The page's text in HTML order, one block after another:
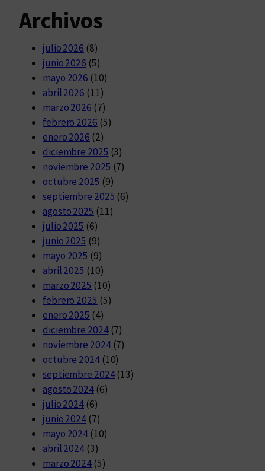
Archivos
julio 2026 (8)
junio 2026 (5)
mayo 2026 (10)
abril 2026 (11)
marzo 2026 (7)
febrero 2026 (5)
enero 2026 (2)
diciembre 2025 (3)
noviembre 2025 (7)
octubre 2025 (9)
septiembre 2025 (6)
agosto 2025 (11)
julio 2025 (6)
junio 2025 (9)
mayo 2025 (9)
abril 2025 (10)
marzo 2025 (10)
febrero 2025 (5)
enero 2025 (4)
diciembre 2024(7)
noviembre 2024(7)
octubre 2024(10)
septiembre 2024(13)
agosto 2024(6)
julio 2024 (6)
junio 2024 (7)
mayo 2024 (10)
abril 2024 (3)
marzo 2024 (5)